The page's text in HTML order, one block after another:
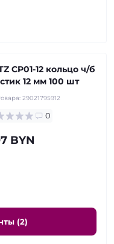
CP01-12 кольцо ч/б
12 мм 100 шт
29021795912
0
BYN
(2)